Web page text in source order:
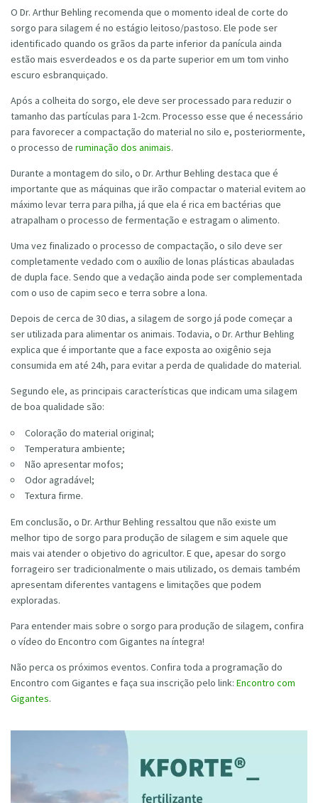
O Dr. Arthur Behling recomenda que o momento ideal de corte do
sorgo para silagem é no estágio leitoso/pastoso. Ele pode ser
identificado quando os grãos da parte inferior da panícula ainda
estão mais esverdeados e os da parte superior em um tom vinho
escuro esbranquiçado.
Após a colheita do sorgo, ele deve ser processado para reduzir o
tamanho das partículas para 1-2cm. Processo esse que é necessário
para favorecer a compactação do material no silo e, posteriormente,
o processo de ruminação dos animais.
Durante a montagem do silo, o Dr. Arthur Behling destaca que é
importante que as máquinas que irão compactar o material evitem ao
máximo levar terra para pilha, já que ela é rica em bactérias que
atrapalham o processo de fermentação e estragam o alimento.
Uma vez finalizado o processo de compactação, o silo deve ser
completamente vedado com o auxílio de lonas plásticas abauladas
de dupla face. Sendo que a vedação ainda pode ser complementada
com o uso de capim seco e terra sobre a lona.
Depois de cerca de 30 dias, a silagem de sorgo já pode começar a
ser utilizada para alimentar os animais. Todavia, o Dr. Arthur Behling
explica que é importante que a face exposta ao oxigênio seja
consumida em até 24h, para evitar a perda de qualidade do material.
Segundo ele, as principais características que indicam uma silagem
de boa qualidade são:
Coloração do material original;
Temperatura ambiente;
Não apresentar mofos;
Odor agradável;
Textura firme.
Em conclusão, o Dr. Arthur Behling ressaltou que não existe um
melhor tipo de sorgo para produção de silagem e sim aquele que
mais vai atender o objetivo do agricultor. E que, apesar do sorgo
forrageiro ser tradicionalmente o mais utilizado, os demais também
apresentam diferentes vantagens e limitações que podem
exploradas.
Para entender mais sobre o sorgo para produção de silagem, confira
o vídeo do Encontro com Gigantes na íntegra!
Não perca os próximos eventos. Confira toda a programação do
Encontro com Gigantes e faça sua inscrição pelo link: Encontro com
Gigantes.